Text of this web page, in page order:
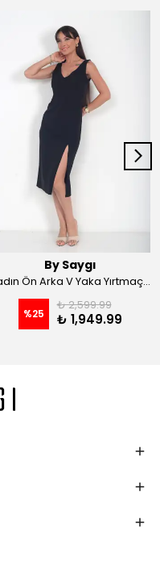
By Saygı
Kadın Ön Arka V Yaka Yırtmaçlı Likralı Scuba Midi Elbise - Siyah
%25
₺ 2,599.99
₺ 1,949.99